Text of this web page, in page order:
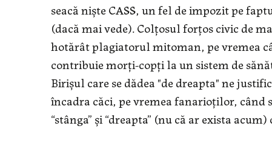
seacă niște CASS, un fel de impozit pe
(dacă mai vede). Colțosul forțos civic de
hotărât plagiatorul mitoman, pe vremea
contribuie morți-copți la un sistem de
Birișul care se dădea "de dreapta" ne
încadra căci, pe vremea fanarioților, când
“stânga” și “dreapta” (nu că ar exista